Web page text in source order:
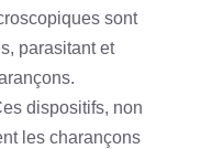
sont
parasitant et
dispositifs, non
les charançons